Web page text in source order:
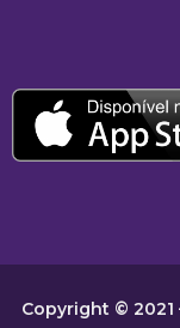
Copyright © 2021